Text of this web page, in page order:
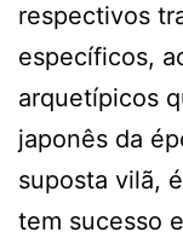
respectivos
específicos,
arquetípicos
japonês da
suposta vilã,
tem sucesso